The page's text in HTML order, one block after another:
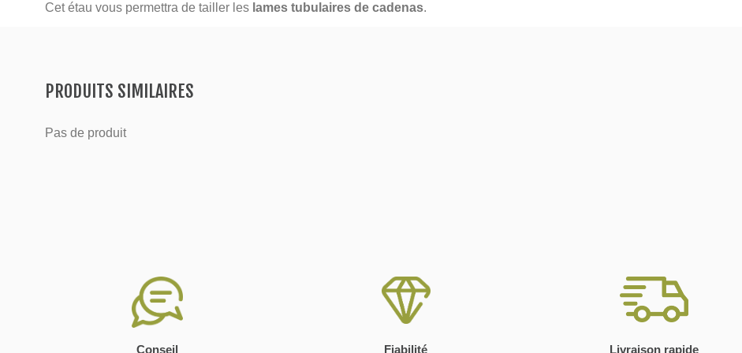
Cet étau vous permettra de tailler les lames tubulaires de cadenas.
PRODUITS SIMILAIRES
Pas de produit
Conseil Fiabilité Livraison rapide